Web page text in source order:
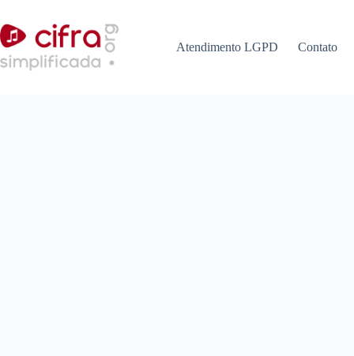
o
conteúdo
Atendimento LGPD Contato